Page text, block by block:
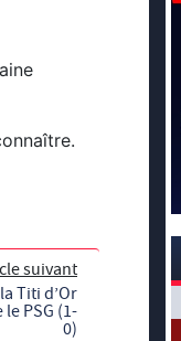
suivant
Titi d’Or
PSG (1-
0)